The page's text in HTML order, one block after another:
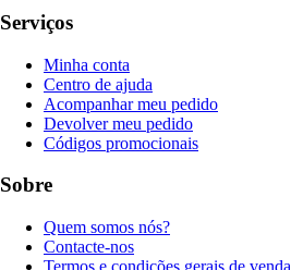
Serviços
Minha conta
Centro de ajuda
Acompanhar meu pedido
Devolver meu pedido
Códigos promocionais
Sobre
Quem somos nós?
Contacte-nos